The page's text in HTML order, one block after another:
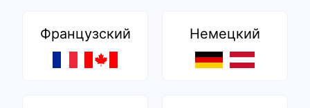
Французский Немецкий